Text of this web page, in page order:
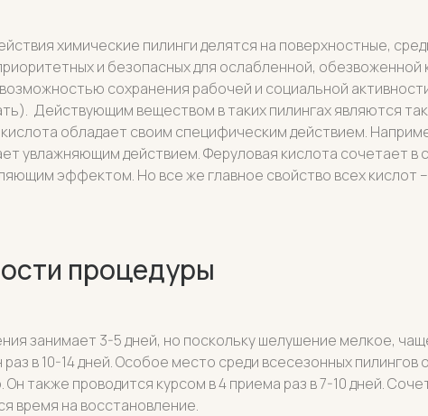
химические пилинги делятся на поверхностные,
и безопасных для ослабленной,
сохранения рабочей и социальной
Действующим веществом в таких пилингах являются
кислота обладает своим специфическим действием.
увлажняющим действием. Феруловая кислота сочетает
эффектом. Но все же главное свойство всех
процедуры
занимает 3-5 дней, но поскольку шелушение мелкое,
раз в 10-14 дней. Особое место среди всесезонных
Он также проводится курсом в 4 приема раз в 7-10 дней.
время на восстановление.